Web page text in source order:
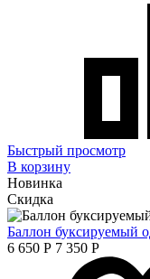
Быстрый просмотр
В корзину
Новинка
Скидка
Баллон буксируемый
6 650 Р 7 350 Р